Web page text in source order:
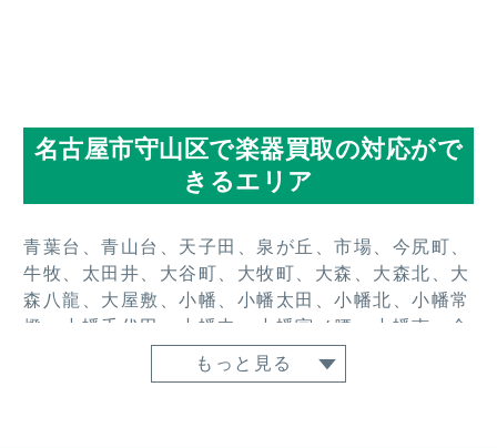
名古屋市守山区で楽器買取の対応がで
きるエリア
青葉台、青山台、天子田、泉が丘、市場、今尻町、
牛牧、太田井、大谷町、大牧町、大森、大森北、大
森八龍、大屋敷、小幡、小幡太田、小幡北、小幡常
燈、小幡千代田、小幡中、小幡宮ノ腰、小幡南、金
屋、上志段味、川、川上町、川北町、川西、川東
山、川宮町、川村町、桔梗平、喜多山、喜多山南、
もっと見る